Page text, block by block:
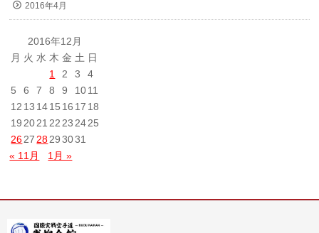
2016年4月
2016年12月
月 火 水 木 金 土 日
1
2 3
4
5
6 7 8 9 1011
12 13 1415 16 17 18
19 2021 22 23 2425
2627 2829 3031
« 11月
1月 »